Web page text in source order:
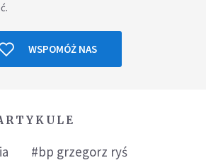
WSPOMÓŻ NAS
#bp grzegorz ryś